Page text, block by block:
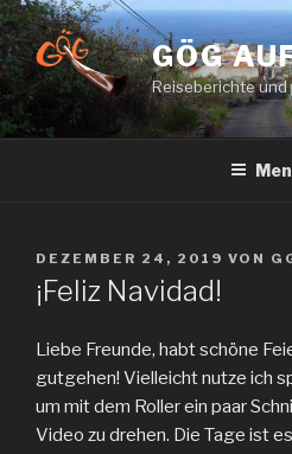
Zum
Inhalt
springen
GÖG
Reiseberichte und
VERÖFFENTLICHT
AM
DEZEMBER 24, 2019 VON
¡Feliz Navidad!
Liebe Freunde, habt schöne
gutgehen! Vielleicht nutze ich
um mit dem Roller ein paar
Video zu drehen. Die Tage ist